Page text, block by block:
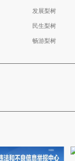
发展梨树
民生梨树
畅游梨树